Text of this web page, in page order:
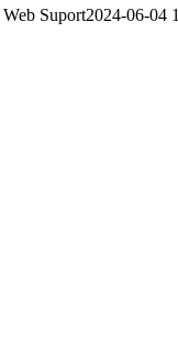
Web Suport2024-06-04